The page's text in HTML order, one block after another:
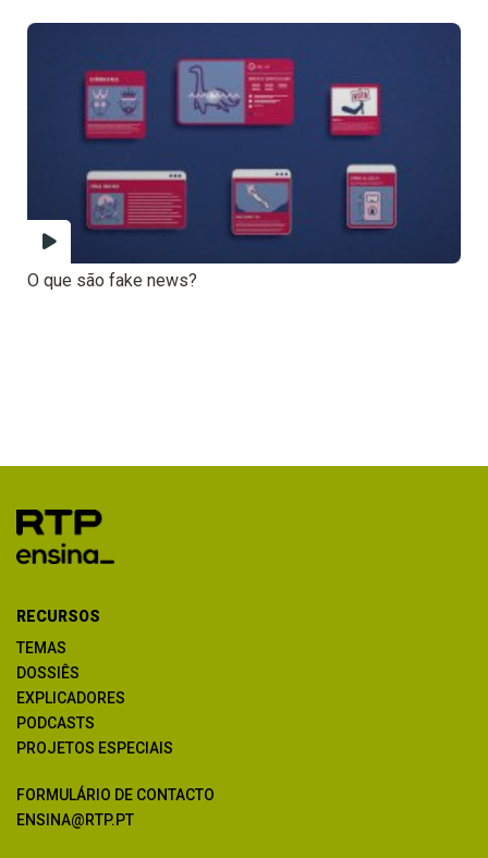
O que são fake news?
RECURSOS
TEMAS
DOSSIÊS
EXPLICADORES
PODCASTS
PROJETOS ESPECIAIS
FORMULÁRIO DE CONTACTO
ENSINA@RTP.PT